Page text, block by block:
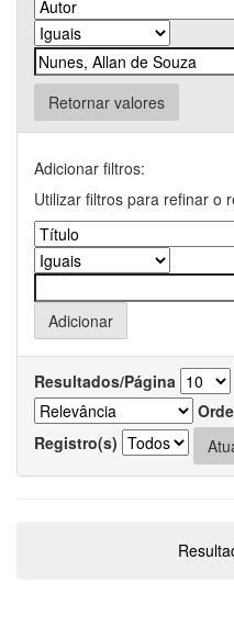
Retornar valores
Adicionar filtros:
Utilizar filtros para refinar o
Resultados/Página
Registro(s)